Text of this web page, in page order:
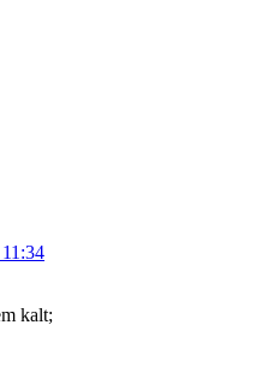
kalt;